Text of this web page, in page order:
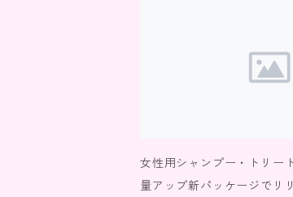
女性用シャンプー・トリー
量アップ新パッケージでリ